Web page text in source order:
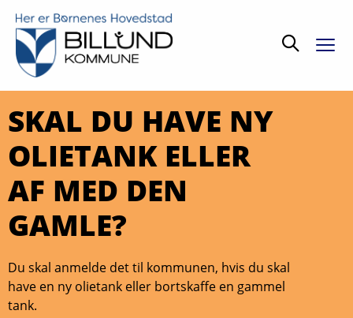
Søg
SKAL DU HAVE NY
OLIETANK ELLER
AF MED DEN
GAMLE?
Du skal anmelde det til kommunen, hvis du skal
have en ny olietank eller bortskaffe en gammel
tank.